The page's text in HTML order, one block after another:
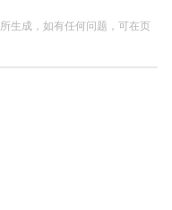
生成，如有任何问题，可在页